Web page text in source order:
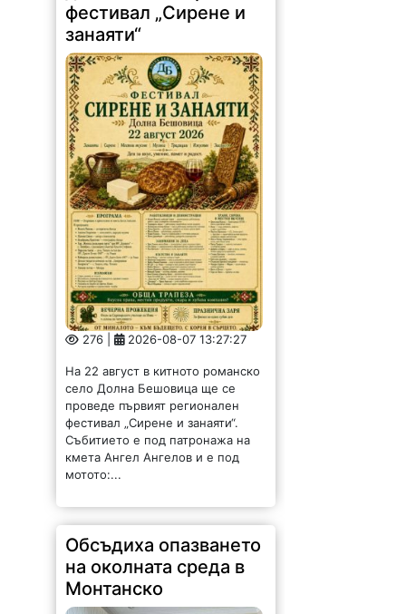
фестивал „Сирене и
занаяти“
276 | 2026-08-07 13:27:27
На 22 август в китното романско
село Долна Бешовица ще се
проведе първият регионален
фестивал „Сирене и занаяти“.
Събитието е под патронажа на
кмета Ангел Ангелов и е под
мотото:...
Обсъдиха опазването
на околната среда в
Монтанско